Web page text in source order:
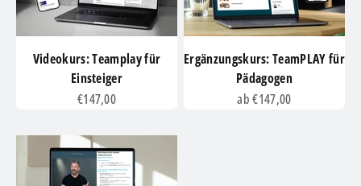
Videokurs: Teamplay für
Einsteiger
Angebot
€147,00
Ergänzungskurs: TeamPLAY für
Pädagogen
Angebot
ab €147,00